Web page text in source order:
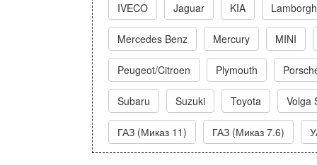
IVECO Jaguar KIA
Mercedes Benz Mercury MINI
Peugeot/Citroen Plymouth
Subaru Suzuki Toyota Volga
ГАЗ (Миказ 11) ГАЗ (Миказ 7.6)